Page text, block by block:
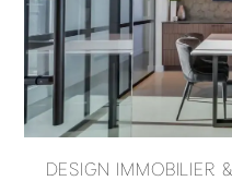
DESIGN IMMOBILIER